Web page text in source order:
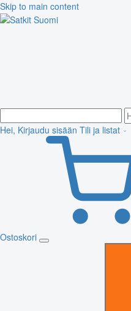
Skip to main content
Hei, Kirjaudu sisään Tili ja listat
Ostoskori